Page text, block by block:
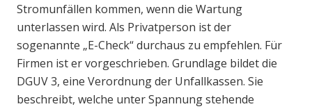
Stromunfällen kommen, wenn die Wartung
unterlassen wird. Als Privatperson ist der
sogenannte „E-Check“ durchaus zu empfehlen. Für
Firmen ist er vorgeschrieben. Grundlage bildet die
DGUV 3, eine Verordnung der Unfallkassen. Sie
beschreibt, welche unter Spannung stehende